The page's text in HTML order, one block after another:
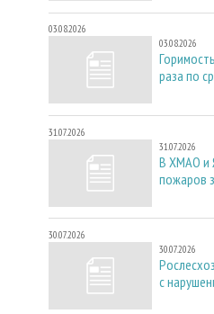
03.08.2026
03.08.2026
раза по
31.07.2026
31.07.2026
В ХМАО и
пожаров
30.07.2026
30.07.2026
с